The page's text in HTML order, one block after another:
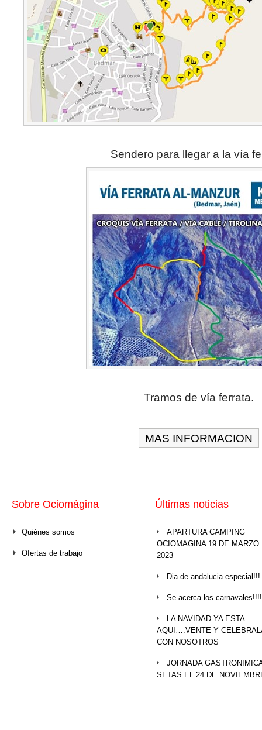
Sendero para llegar a la vía
Tramos de vía ferrata.
MAS INFORMACION
Sobre Ociomágina
Quiénes somos
Ofertas de trabajo
Últimas noticias
APARTURA CAMPING
OCIOMAGINA 19 DE MARZO
2023
Dia de andalucia especial!!!
Se acerca los
LA NAVIDAD YA ESTA
AQUI….VENTE Y
CON NOSOTROS
JORNADA
SETAS EL 24 DE